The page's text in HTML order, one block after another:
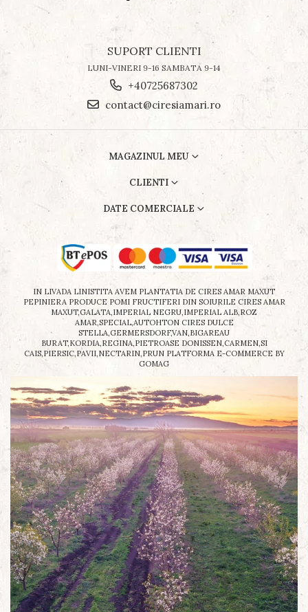
SUPORT CLIENTI
LUNI-VINERI 9-16 SAMBATA 9-14
+40725687302
contact@ciresiamari.ro
MAGAZINUL MEU
CLIENTI
DATE COMERCIALE
IN LIVADA LINISTITA AVEM PLANTATIA DE CIRES AMAR MAXUT
PEPINIERA PRODUCE POMI FRUCTIFERI DIN SOIURILE CIRES AMAR
MAXUT,GALATA,IMPERIAL NEGRU,IMPERIAL ALB,ROZ
AMAR,SPECIAL,AUTOHTON CIRES DULCE
STELLA,GERMERSDORF,VAN,BIGAREAU
BURAT,KORDIA,REGINA,PIETROASE DONISSEN,CARMEN,SI
CAIS,PIERSIC,PAVII,NECTARIN,PRUN PLATFORMA E-COMMERCE BY
GOMAG